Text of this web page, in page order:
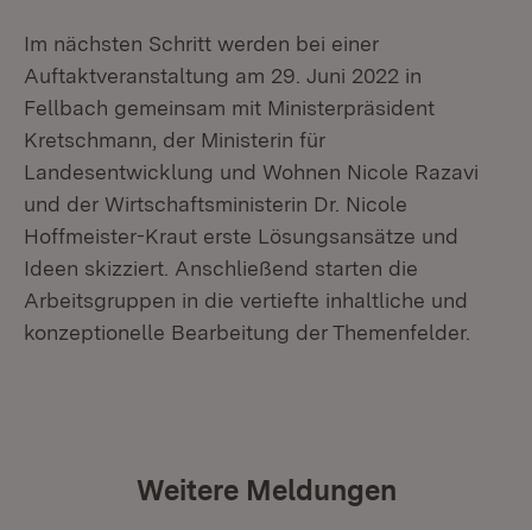
Im nächsten Schritt werden bei einer
Auftaktveranstaltung am 29. Juni 2022 in
Fellbach gemeinsam mit Ministerpräsident
Kretschmann, der Ministerin für
Landesentwicklung und Wohnen Nicole Razavi
und der Wirtschaftsministerin Dr. Nicole
Hoffmeister-Kraut erste Lösungsansätze und
Ideen skizziert. Anschließend starten die
Arbeitsgruppen in die vertiefte inhaltliche und
konzeptionelle Bearbeitung der Themenfelder.
Weitere Meldungen